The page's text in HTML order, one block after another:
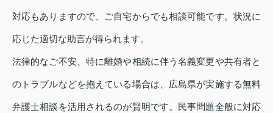
対応もありますので、ご自宅からでも相談可能です。状況に
応じた適切な助言が得られます。
法律的なご不安、特に離婚や相続に伴う名義変更や共有者と
のトラブルなどを抱えている場合は、広島県が実施する無料
弁護士相談を活用されるのが賢明です。民事問題全般に対応